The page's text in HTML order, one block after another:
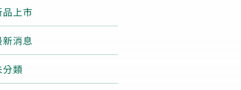
品上市
新消息
分類